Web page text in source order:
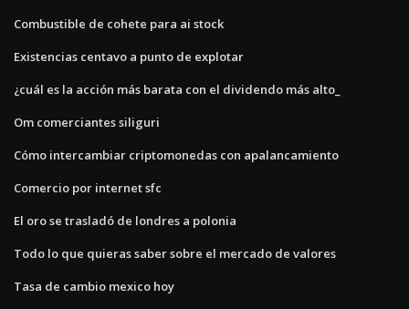
Combustible de cohete para ai stock
Existencias centavo a punto de explotar
¿cuál es la acción más barata con el dividendo más alto_
Om comerciantes siliguri
Cómo intercambiar criptomonedas con apalancamiento
Comercio por internet sfc
El oro se trasladó de londres a polonia
Todo lo que quieras saber sobre el mercado de valores
Tasa de cambio mexico hoy